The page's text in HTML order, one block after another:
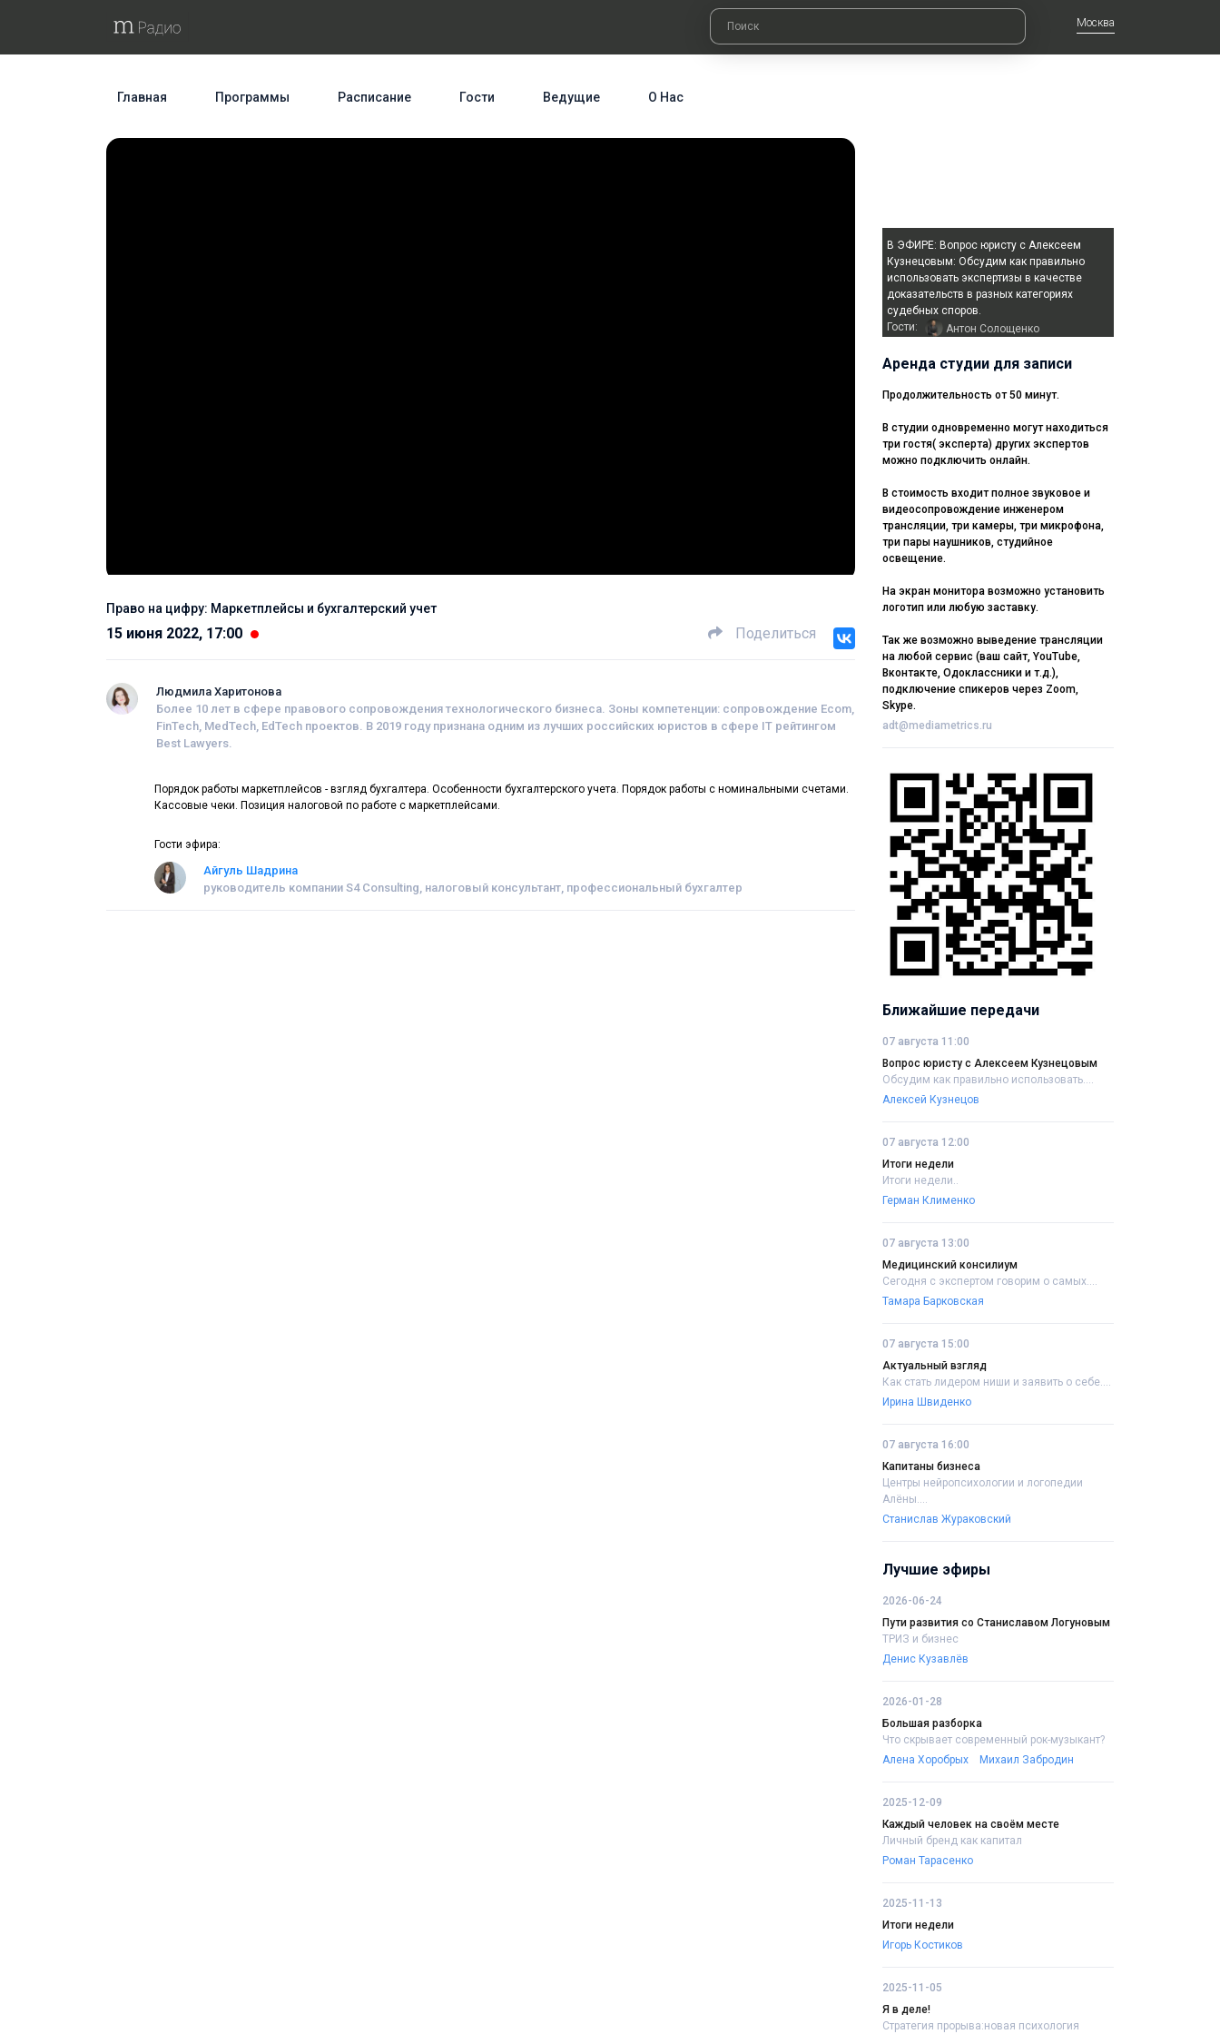
Москва
Главная Программы Расписание Гости Ведущие О Нас
Право на цифру: Маркетплейсы и бухгалтерский учет
15 июня 2022, 17:00 Поделиться
Людмила Харитонова
Более 10 лет в сфере правового сопровождения технологического бизнеса. Зоны компетенции: сопровождение Ecom,
FinTech, MedTech, EdTech проектов. В 2019 году признана одним из лучших российских юристов в сфере IT рейтингом
Best Lawyers.
Порядок работы маркетплейсов - взгляд бухгалтера. Особенности бухгалтерского учета. Порядок работы с номинальными счетами.
Кассовые чеки. Позиция налоговой по работе с маркетплейсами.
Гости эфира:
Айгуль Шадрина
руководитель компании S4 Consulting, налоговый консультант, профессиональный бухгалтер
В ЭФИРЕ: Вопрос юристу с Алексеем
Кузнецовым: Обсудим как правильно
использовать экспертизы в качестве
доказательств в разных категориях
судебных споров.
Гости:
Антон Солощенко
Аренда студии для записи
Продолжительность от 50 минут.
В студии одновременно могут находиться
три гостя( эксперта) других экспертов
можно подключить онлайн.
В стоимость входит полное звуковое и
видеосопровождение инженером
трансляции, три камеры, три микрофона,
три пары наушников, студийное
освещение.
На экран монитора возможно установить
логотип или любую заставку.
Так же возможно выведение трансляции
на любой сервис (ваш сайт, YouTube,
Вконтакте, Одоклассники и т.д.),
подключение спикеров через Zoom,
Skype.
adt@mediametrics.ru
Ближайшие передачи
07 августа 11:00
Вопрос юристу с Алексеем Кузнецовым
Обсудим как правильно использовать....
Алексей Кузнецов
07 августа 12:00
Итоги недели
Итоги недели..
Герман Клименко
07 августа 13:00
Медицинский консилиум
Сегодня с экспертом говорим о самых....
Тамара Барковская
07 августа 15:00
Актуальный взгляд
Как стать лидером ниши и заявить о себе....
Ирина Швиденко
07 августа 16:00
Капитаны бизнеса
Центры нейропсихологии и логопедии
Алёны....
Станислав Жураковский
Лучшие эфиры
2026-06-24
Пути развития со Станиславом Логуновым
ТРИЗ и бизнес
Денис Кузавлёв
2026-01-28
Большая разборка
Что скрывает современный рок-музыкант?
Алена Хоробрых
Михаил Забродин
2025-12-09
Каждый человек на своём месте
Личный бренд как капитал
Роман Тарасенко
2025-11-13
Итоги недели
Игорь Костиков
2025-11-05
Я в деле!
Стратегия прорыва:новая психология